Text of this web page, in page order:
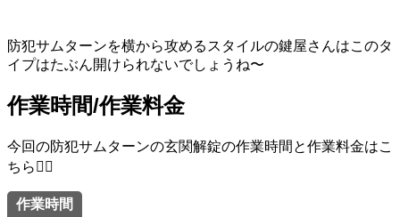
防犯サムターンを横から攻めるスタイルの鍵屋さんはこのタ
イプはたぶん開けられないでしょうね〜
作業時間/作業料金
今回の防犯サムターンの玄関解錠の作業時間と作業料金はこ
ちら💁‍♂️
作業時間